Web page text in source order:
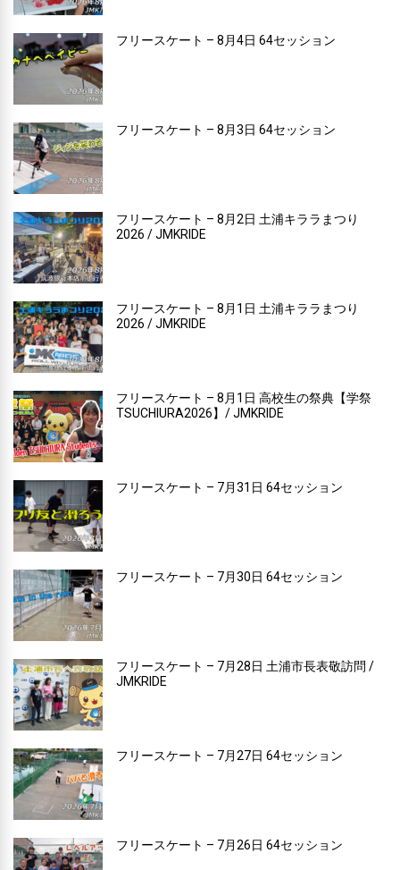
フリースケート – 8月4日 64セッション
フリースケート – 8月3日 64セッション
フリースケート – 8月2日 土浦キララまつり
2026 / JMKRIDE
フリースケート – 8月1日 土浦キララまつり
2026 / JMKRIDE
フリースケート – 8月1日 高校生の祭典【学祭
TSUCHIURA2026】/ JMKRIDE
フリースケート – 7月31日 64セッション
フリースケート – 7月30日 64セッション
フリースケート – 7月28日 土浦市長表敬訪問 /
JMKRIDE
フリースケート – 7月27日 64セッション
フリースケート – 7月26日 64セッション